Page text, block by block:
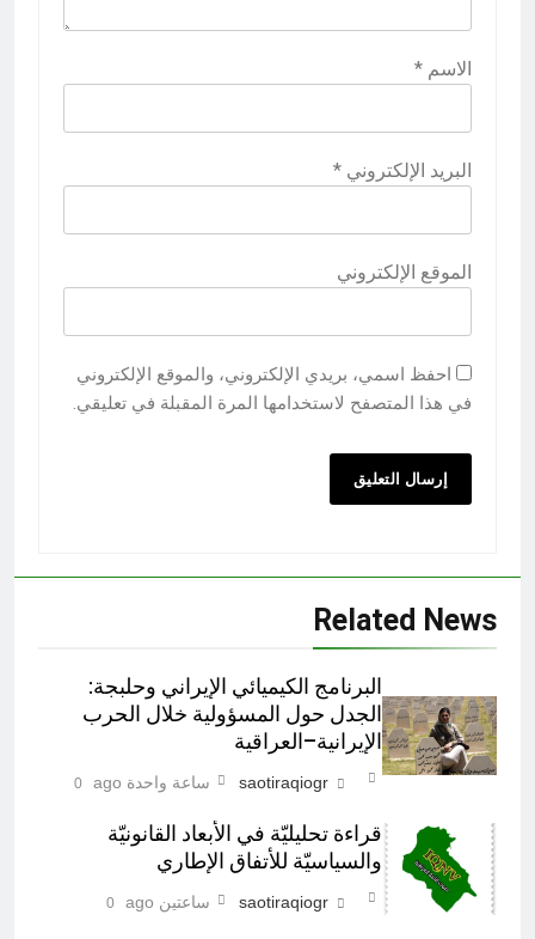
الاسم *
البريد الإلكتروني *
الموقع الإلكتروني
احفظ اسمي، بريدي الإلكتروني، والموقع الإلكتروني
في هذا المتصفح لاستخدامها المرة المقبلة في تعليقي.
Related News
البرنامج الكيميائي الإيراني وحلبجة:
الجدل حول المسؤولية خلال الحرب
الإيرانية–العراقية
saotiraqiogr ساعة واحدة ago 0
قراءة تحليليّة في الأبعاد القانونيّة
والسياسيّة للأتفاق الإطاري
saotiraqiogr ساعتين ago 0